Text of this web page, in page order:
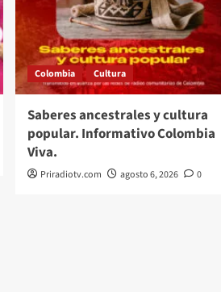
Colombia Cultura
Saberes ancestrales y cultura
popular. Informativo Colombia
Viva.
Priradiotv.com agosto 6, 2026 0